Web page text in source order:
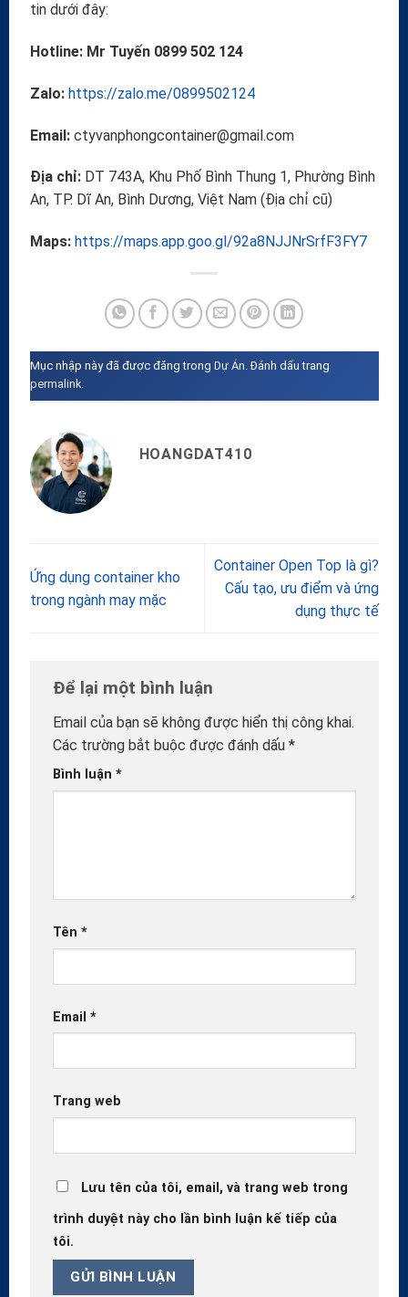
tin dưới đây:
Hotline: Mr Tuyến 0899 502 124
Zalo: https://zalo.me/0899502124
Email:ctyvanphongcontainer@gmail.com
Địa chỉ: DT 743A, Khu Phố Bình Thung 1, Phường Bình
An, TP. Dĩ An, Bình Dương, Việt Nam (Địa chỉ cũ)
Maps: https://maps.app.goo.gl/92a8NJJNrSrfF3FY7
Mục nhập này đã được đăng trong Dự Án. Đánh dấu trang
permalink.
HOANGDAT410
Ứng dụng container kho
trong ngành may mặc
Container Open Top là gì?
Cấu tạo, ưu điểm và ứng
dụng thực tế
Để lại một bình luận
Email của bạn sẽ không được hiển thị công khai.
Các trường bắt buộc được đánh dấu *
Bình luận *
Tên *
Email *
Trang web
Lưu tên của tôi, email, và trang web trong
trình duyệt này cho lần bình luận kế tiếp của
tôi.